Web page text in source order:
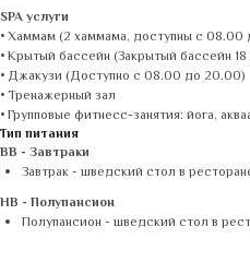
SPA услуги
• Хаммам (2 хаммама, доступны с
• Крытый бассейн (Закрытый бассейн
• Джакузи (Доступно с 08.00 до 20.00)
• Тренажерный зал
• Групповые фитнесc-занятия: йога,
Тип питания
BB - Завтраки
Завтрак - шведский стол в
HB - Полупансион
Полупансион - шведский стол в